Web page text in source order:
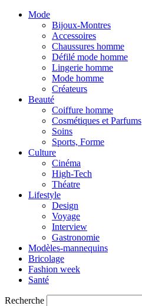
Mode
Bijoux-Montres
Accessoires
Chaussures homme
Défilé mode homme
Lingerie homme
Mode homme
Créateurs
Beauté
Coiffure homme
Cosmétiques et Parfums
Soins
Sports, Forme
Culture
Cinéma
High-Tech
Théatre
Lifestyle
Design
Voyage
Interview
Gastronomie
Modèles-mannequins
Bricolage
Fashion week
Santé
Recherche